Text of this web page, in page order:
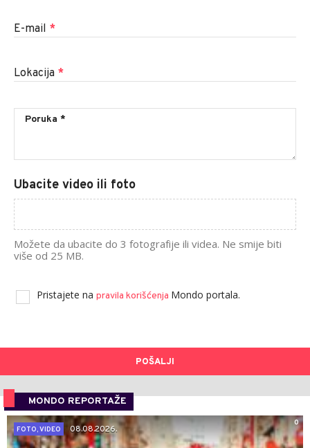
E-mail *
Lokacija *
Ubacite video ili foto
Možete da ubacite do 3 fotografije ili videa. Ne smije biti
više od 25 MB.
Pristajete na pravila korišćenja Mondo portala.
POŠALJI
MONDO REPORTAŽE
0
FOTO, VIDEO
08.08.2026.